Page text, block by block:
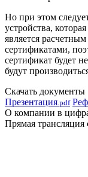
Но при этом
устройства,
является
сертификатами,
сертификат будет
будут
Скачать документы
Презентация.pdf
О компании в
Прямая трансляция